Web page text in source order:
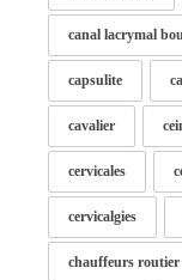
canal lacrymal
capsulite
cavalier
cervicales
cervicalgies
chauffeurs routier